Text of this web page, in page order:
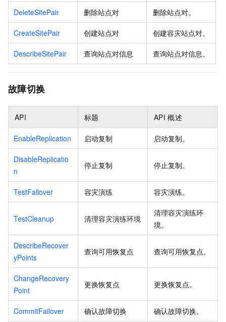
DeleteSitePair 删除站点对 删除站点对。
CreateSitePair 创建站点对 创建容灾站点对。
DescribeSitePair 查询站点对信息 查询站点对信息。
故障切换
API 标题 API 概述
EnableReplication 启动复制 启动复制。
DisableReplicatio
n
停止复制 停止复制。
TestFailover 容灾演练 容灾演练。
TestCleanup 清理容灾演练环境
清理容灾演练环
境。
DescribeRecover
yPoints
查询可用恢复点 查询可用恢复点。
ChangeRecovery
Point
更换恢复点 更换恢复点。
CommitFailover 确认故障切换 确认故障切换。